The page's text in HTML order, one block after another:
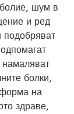
шум в
и ред
подобряват
намаляват
болки,
форма на
здраве,